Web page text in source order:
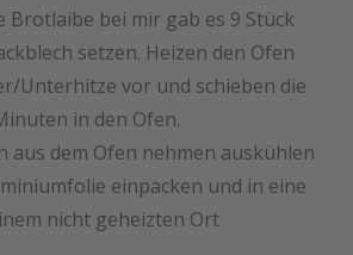
bei mir gab es 9 Stück
setzen. Heizen den Ofen
Unterhitze vor und schieben die
in den Ofen.
aus dem Ofen nehmen auskühlen
einpacken und in eine
nicht geheizten Ort